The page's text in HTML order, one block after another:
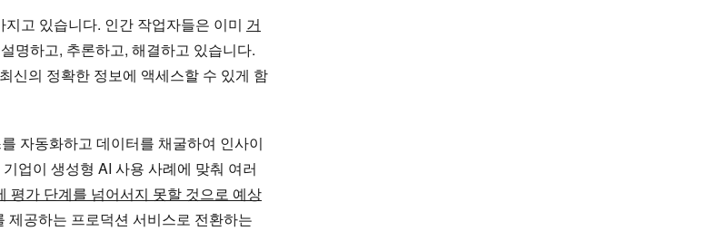
고 있습니다. 인간 작업자들은 이미 거
명하고, 추론하고, 해결하고 있습니다.
신의 정확한 정보에 액세스할 수 있게 함
자동화하고 데이터를 채굴하여 인사이
업이 생성형 AI 사용 사례에 맞춰 여러
평가 단계를 넘어서지 못할 것으로 예상
제공하는 프로덕션 서비스로 전환하는